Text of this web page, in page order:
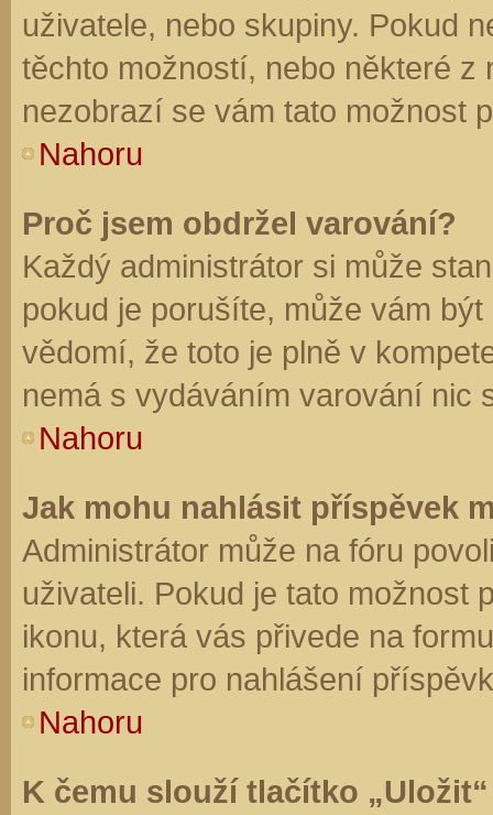
uživatele, nebo skupiny. Pokud
těchto možností, nebo některé z
nezobrazí se vám tato možnost
Nahoru
Proč jsem obdržel varování?
Každý administrátor si může
pokud je porušíte, může vám
vědomí, že toto je plně v
nemá s vydáváním varování nic
Nahoru
Jak mohu nahlásit příspěvek
Administrátor může na fóru
uživateli. Pokud je tato možnost
ikonu, která vás přivede na
informace pro nahlášení
Nahoru
K čemu slouží tlačítko